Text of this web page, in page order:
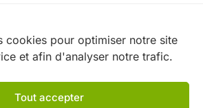
cookies pour optimiser notre site
et afin d'analyser notre trafic.
Tout accepter